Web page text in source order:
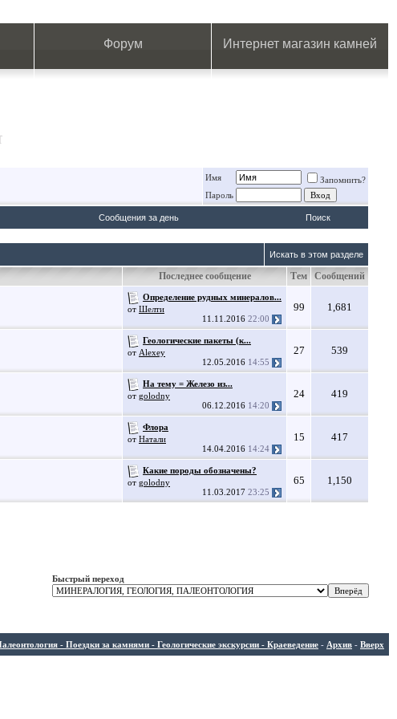
Форум Интернет магазин камней
Имя
Запомнить?
Пароль
Сообщения за день Поиск
Искать в этом разделе
Последнее сообщение Тем Сообщений
Определение рудных минералов...
от Шелти
11.11.2016 22:00
99 1,681
Геологические пакеты (к...
от Alexey
12.05.2016 14:55
27 539
На тему = Железо из...
от golodny
06.12.2016 14:20
24 419
Флора
от Натали
14.04.2016 14:24
15 417
Какие породы обозначены?
от golodny
11.03.2017 23:25
65 1,150
Быстрый переход
- Поездки за камнями - Геологические экскурсии - Краеведение - Архив - Вверх